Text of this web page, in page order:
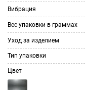
Вибрация
Вес упаковки в граммах
Уход за изделием
Тип упаковки
Цвет